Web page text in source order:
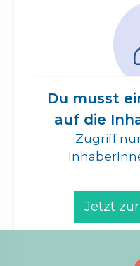
Du musst
auf die
Zugriff
Jetzt